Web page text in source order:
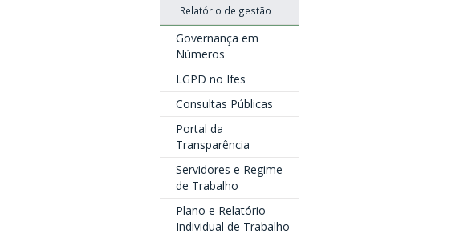
Relatório de gestão
Governança em
Números
LGPD no Ifes
Consultas Públicas
Portal da
Transparência
Servidores e Regime
de Trabalho
Plano e Relatório
Individual de Trabalho